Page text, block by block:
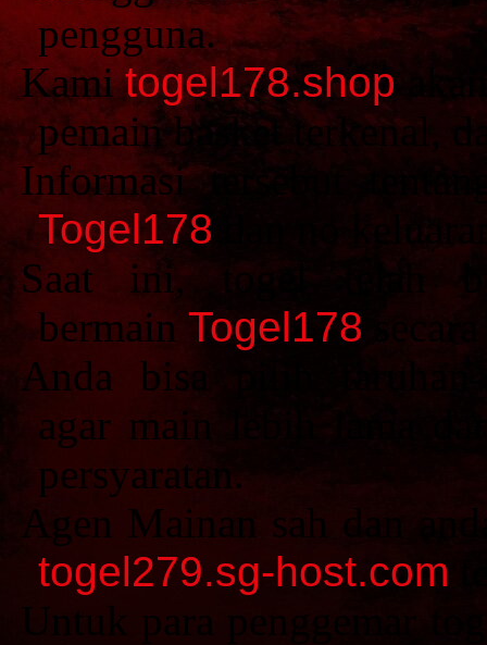
pengguna.
Kamitogel178.shop
pemain basket terkenal,
Informasi tersebut
Togel178 dan no
Saat ini, togel telah
bermain Togel178
Anda bisa pilih
agar main lebih lama
persyaratan.
Agen Mainan sah dan
togel279.sg-host.com
Untuk para penggemar